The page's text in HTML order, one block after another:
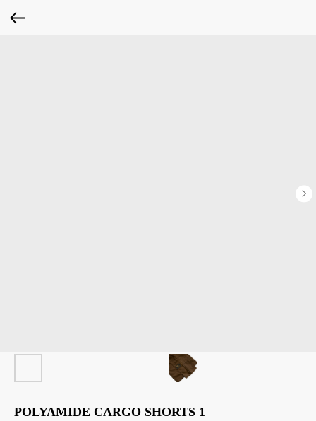
POLYAMIDE CARGO SHORTS 1